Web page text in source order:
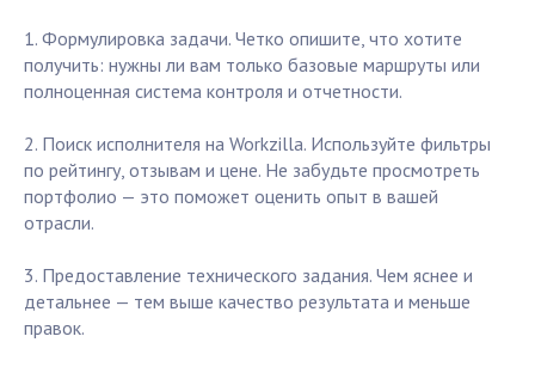
1. Формулировка задачи. Четко опишите, что хотите
получить: нужны ли вам только базовые маршруты или
полноценная система контроля и отчетности.
2. Поиск исполнителя на Workzilla. Используйте фильтры
по рейтингу, отзывам и цене. Не забудьте просмотреть
портфолио — это поможет оценить опыт в вашей
отрасли.
3. Предоставление технического задания. Чем яснее и
детальнее — тем выше качество результата и меньше
правок.